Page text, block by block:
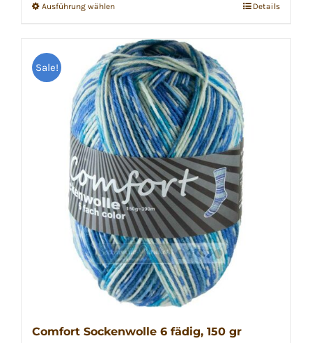
Ausführung wählenDieses
weist
mehrere
Varianten
auf.
Die
Optionen
können
auf
der
Produktseite
gewählt
werden
Details
Sale!
Comfort Sockenwolle 6 fädig, 150 gr